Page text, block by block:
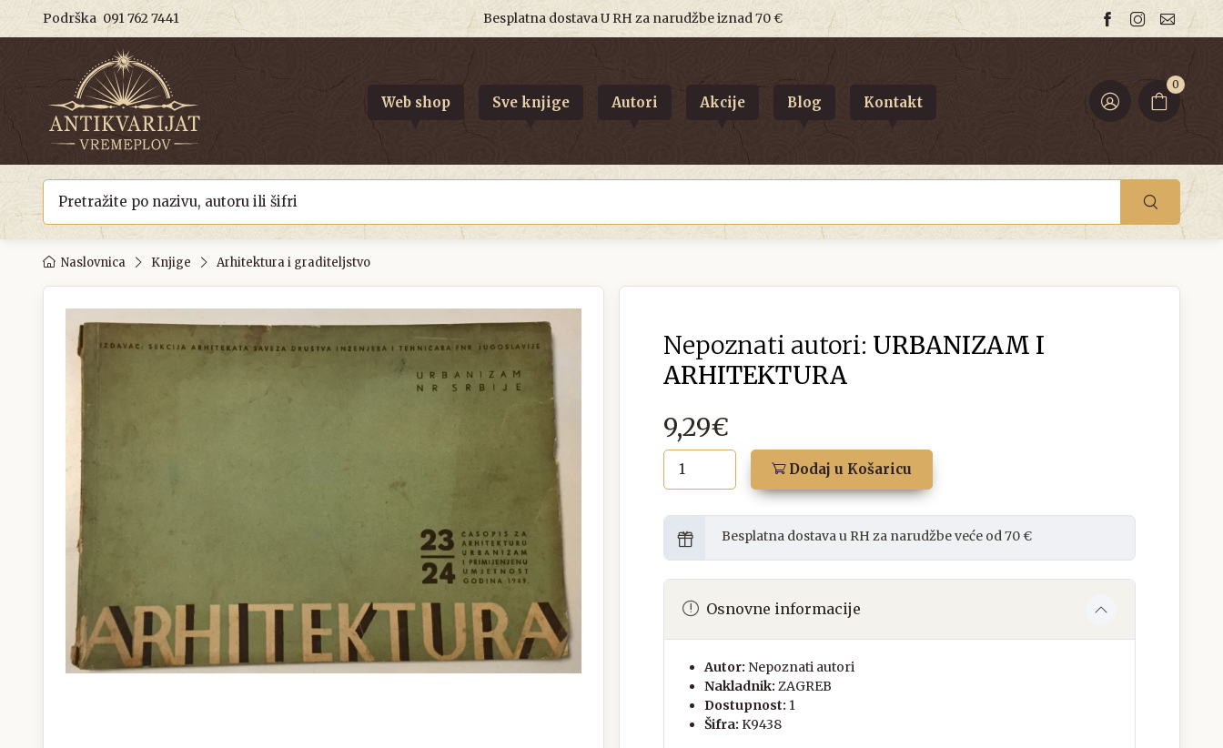
Podrška 091 762 7441 Besplatna dostava U RH za narudžbe iznad 70 €
0
Web shop Sve knjige Autori Akcije Blog Kontakt
Naslovnica Knjige Arhitektura i graditeljstvo
Nepoznati autori: URBANIZAM I
ARHITEKTURA
9,29€
Dodaj u Košaricu
Besplatna dostava u RH za narudžbe veće od 70 €
Osnovne informacije
Autor: Nepoznati autori
Nakladnik: ZAGREB
Dostupnost: 1
Šifra: K9438